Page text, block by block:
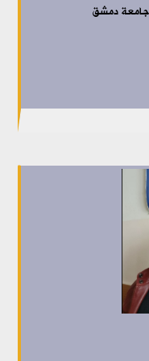
دمشق